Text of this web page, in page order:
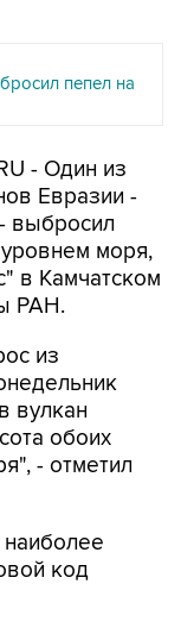
пепел на
- Один из
Евразии -
выбросил
моря,
в Камчатском
РАН.
из
вулкан
обоих
- отметил
код